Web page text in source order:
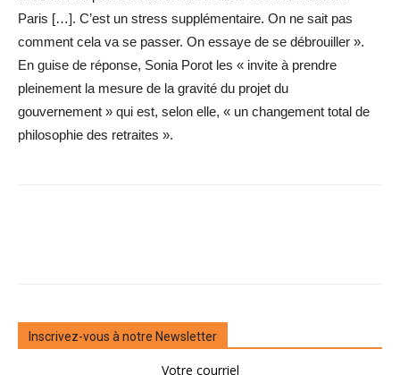
Paris […]. C’est un stress supplémentaire. On ne sait pas
comment cela va se passer. On essaye de se débrouiller ».
En guise de réponse, Sonia Porot les « invite à prendre
pleinement la mesure de la gravité du projet du
gouvernement » qui est, selon elle, « un changement total de
philosophie des retraites ».
Inscrivez-vous à notre Newsletter
Votre courriel